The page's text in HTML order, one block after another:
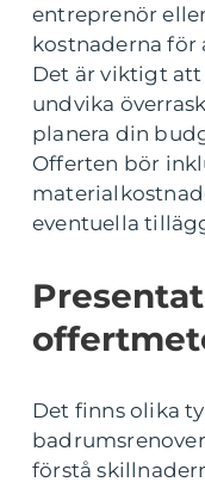
entreprenör
kostnaderna
Det är viktigt
undvika
planera din
Offerten bör
eventuella
Det finns olika
förstå